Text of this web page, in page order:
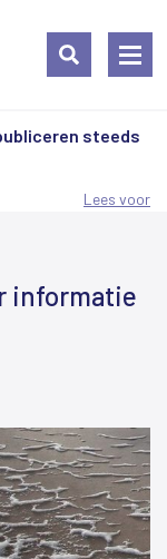
steeds
Lees voor
informatie